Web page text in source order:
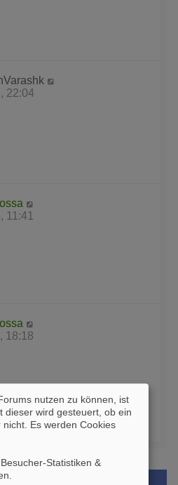
22:04
11:41
18:18
nutzen zu können, ist
dieser wird gesteuert, ob ein
Es werden Cookies
Statistiken &